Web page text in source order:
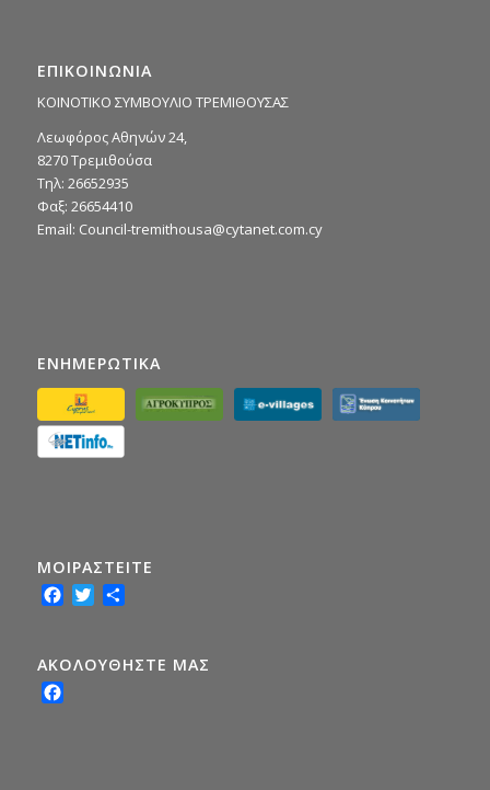
ΕΠΙΚΟΙΝΩΝΙΑ
ΚΟΙΝΟΤΙΚΟ ΣΥΜΒΟΥΛΙΟ ΤΡΕΜΙΘΟΥΣΑΣ
Λεωφόρος Αθηνών 24,
8270 Τρεμιθούσα
Τηλ: 26652935
Φαξ: 26654410
Email: Council-tremithousa@cytanet.com.cy
ΕΝΗΜΕΡΩΤΙΚΑ
ΜΟΙΡΑΣTEITE
Facebook
Twitter
ΑΚΟΛΟΥΘΗΣΤΕ ΜΑΣ